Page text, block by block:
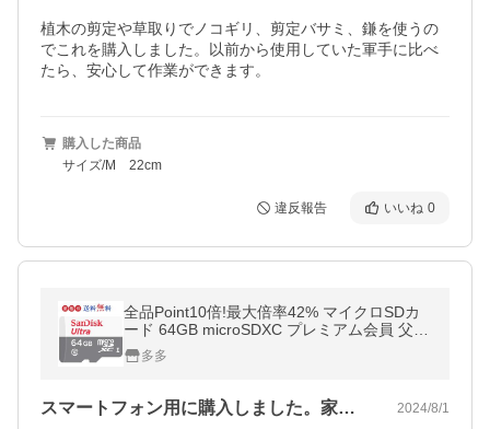
植木の剪定や草取りでノコギリ、剪定バサミ、鎌を使うの
でこれを購入しました。以前から使用していた軍手に比べ
たら、安心して作業ができます。
購入した商品
サイズ/M 22cm
違反報告 いいね 0
全品Point10倍!最大倍率42% マイクロSDカ
ード 64GB microSDXC プレミアム会員 父の
日 多多
スマートフォン用に購入しました。家電量… 2024/8/1